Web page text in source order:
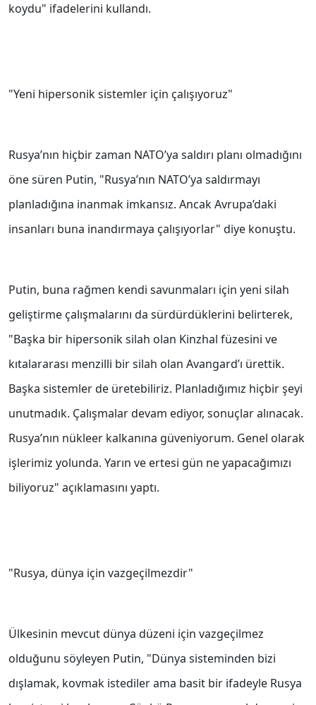
koydu" ifadelerini kullandı.
"Yeni hipersonik sistemler için çalışıyoruz"
Rusya’nın hiçbir zaman NATO’ya saldırı planı olmadığını
öne süren Putin, "Rusya’nın NATO’ya saldırmayı
planladığına inanmak imkansız. Ancak Avrupa’daki
insanları buna inandırmaya çalışıyorlar" diye konuştu.
Putin, buna rağmen kendi savunmaları için yeni silah
geliştirme çalışmalarını da sürdürdüklerini belirterek,
"Başka bir hipersonik silah olan Kinzhal füzesini ve
kıtalararası menzilli bir silah olan Avangard’ı ürettik.
Başka sistemler de üretebiliriz. Planladığımız hiçbir şeyi
unutmadık. Çalışmalar devam ediyor, sonuçlar alınacak.
Rusya’nın nükleer kalkanına güveniyorum. Genel olarak
işlerimiz yolunda. Yarın ve ertesi gün ne yapacağımızı
biliyoruz" açıklamasını yaptı.
"Rusya, dünya için vazgeçilmezdir"
Ülkesinin mevcut dünya düzeni için vazgeçilmez
olduğunu söyleyen Putin, "Dünya sisteminden bizi
dışlamak, kovmak istediler ama basit bir ifadeyle Rusya